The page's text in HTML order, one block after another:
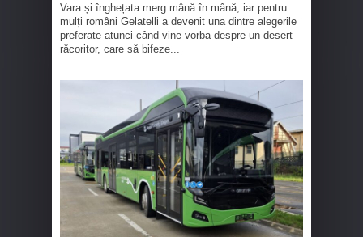
Vara și înghețata merg mână în mână, iar pentru
mulți români Gelatelli a devenit una dintre alegerile
preferate atunci când vine vorba despre un desert
răcoritor, care să bifeze...